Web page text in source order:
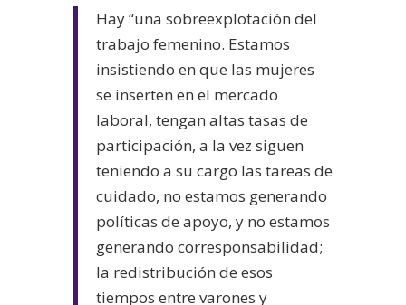
Hay “una sobreexplotación del
trabajo femenino. Estamos
insistiendo en que las mujeres
se inserten en el mercado
laboral, tengan altas tasas de
participación, a la vez siguen
teniendo a su cargo las tareas de
cuidado, no estamos generando
políticas de apoyo, y no estamos
generando corresponsabilidad;
la redistribución de esos
tiempos entre varones y